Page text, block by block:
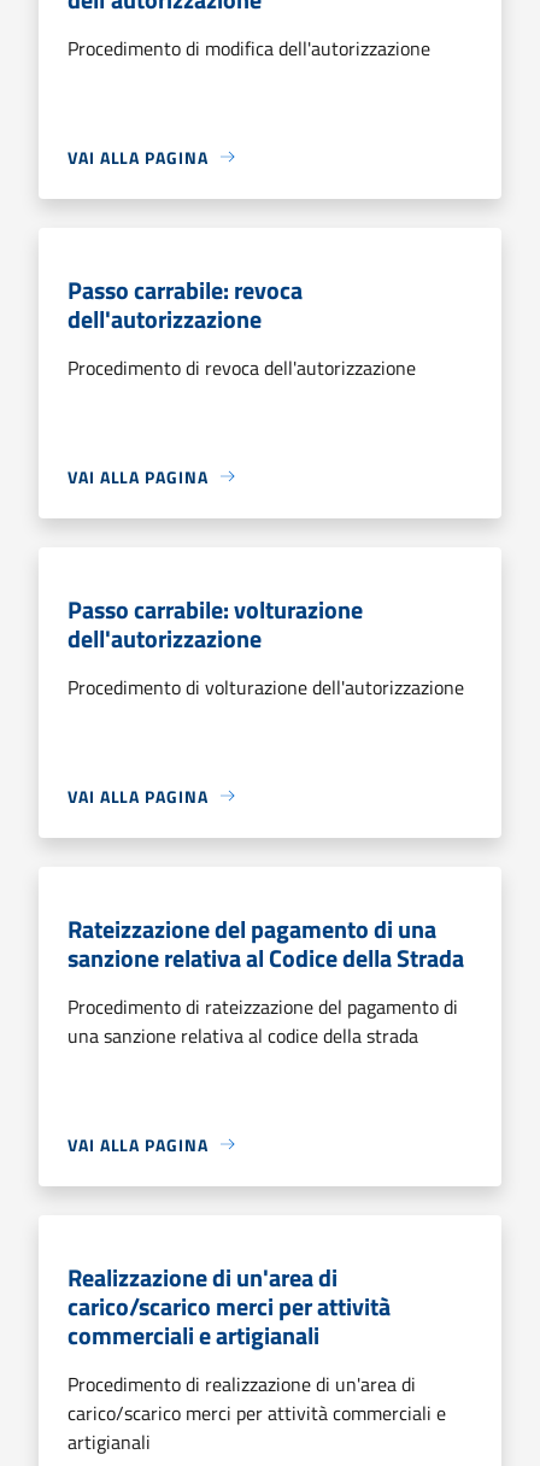
Procedimento di modifica dell'autorizzazione
VAI ALLA PAGINA
Passo carrabile: revoca
dell'autorizzazione
Procedimento di revoca dell'autorizzazione
VAI ALLA PAGINA
Passo carrabile: volturazione
dell'autorizzazione
Procedimento di volturazione dell'autorizzazione
VAI ALLA PAGINA
Rateizzazione del pagamento di una
sanzione relativa al Codice della Strada
Procedimento di rateizzazione del pagamento di
una sanzione relativa al codice della strada
VAI ALLA PAGINA
Realizzazione di un'area di
carico/scarico merci per attività
commerciali e artigianali
Procedimento di realizzazione di un'area di
carico/scarico merci per attività commerciali e
artigianali